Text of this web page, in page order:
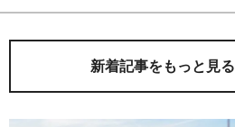
新着記事をもっと見る